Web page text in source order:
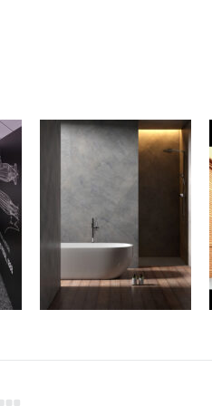
virtuales y
montaje de
para la
industria del
mueble